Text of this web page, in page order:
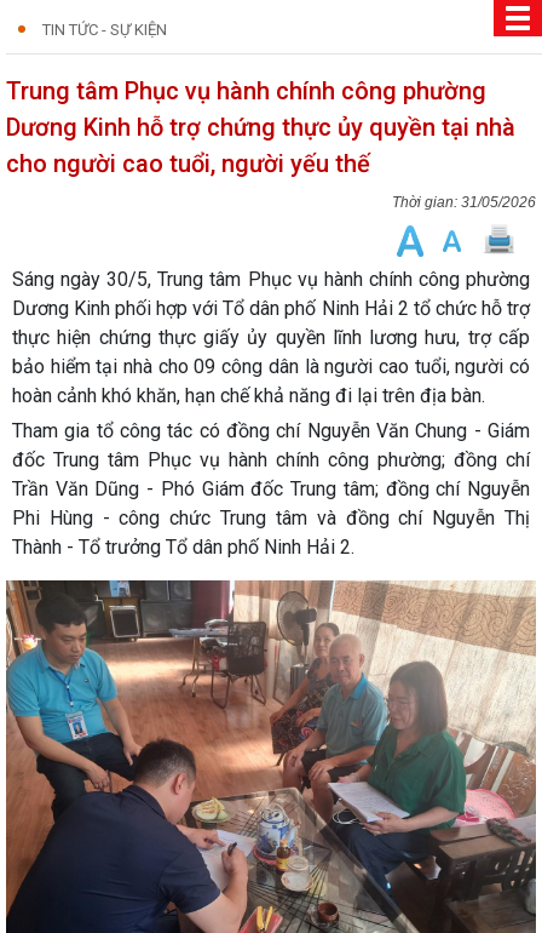
TIN TỨC - SỰ KIỆN
Trung tâm Phục vụ hành chính công phường
Dương Kinh hỗ trợ chứng thực ủy quyền tại nhà
cho người cao tuổi, người yếu thế
31/05/2026
Sáng ngày 30/5, Trung tâm Phục vụ hành chính công phường
Dương Kinh phối hợp với Tổ dân phố Ninh Hải 2 tổ chức hỗ trợ
thực hiện chứng thực giấy ủy quyền lĩnh lương hưu, trợ cấp
bảo hiểm tại nhà cho 09 công dân là người cao tuổi, người có
hoàn cảnh khó khăn, hạn chế khả năng đi lại trên địa bàn.
Tham gia tổ công tác có đồng chí Nguyễn Văn Chung - Giám
đốc Trung tâm Phục vụ hành chính công phường; đồng chí
Trần Văn Dũng - Phó Giám đốc Trung tâm; đồng chí Nguyễn
Phi Hùng - công chức Trung tâm và đồng chí Nguyễn Thị
Thành - Tổ trưởng Tổ dân phố Ninh Hải 2.